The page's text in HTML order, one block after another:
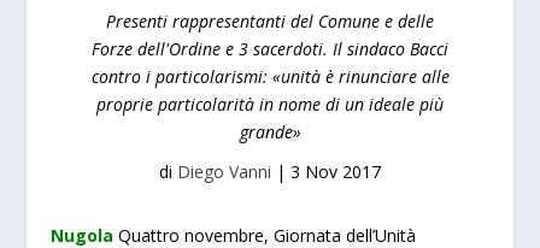
Presenti rappresentanti del Comune e delle
Forze dell'Ordine e 3 sacerdoti. Il sindaco Bacci
contro i particolarismi: «unità è rinunciare alle
proprie particolarità in nome di un ideale più
grande»
di Diego Vanni | 3 Nov 2017
NugolaQuattro novembre, Giornata dell’Unità